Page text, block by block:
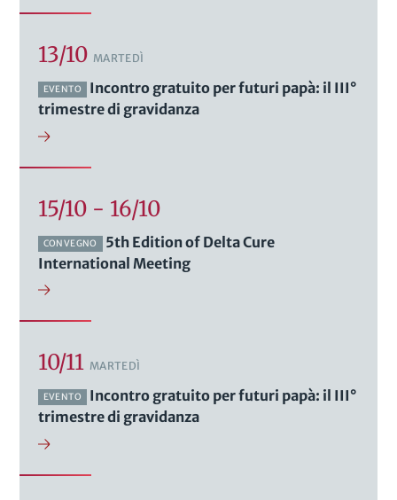
13/10 MARTEDÌ
EVENTO
Incontro gratuito per futuri papà: il III°
trimestre di gravidanza
15/10 - 16/10
CONVEGNO
5th Edition of Delta Cure
International Meeting
10/11 MARTEDÌ
EVENTO
Incontro gratuito per futuri papà: il III°
trimestre di gravidanza